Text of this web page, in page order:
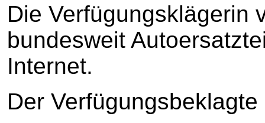
Die Verfügungsklägerin
bundesweit
Internet.
Der